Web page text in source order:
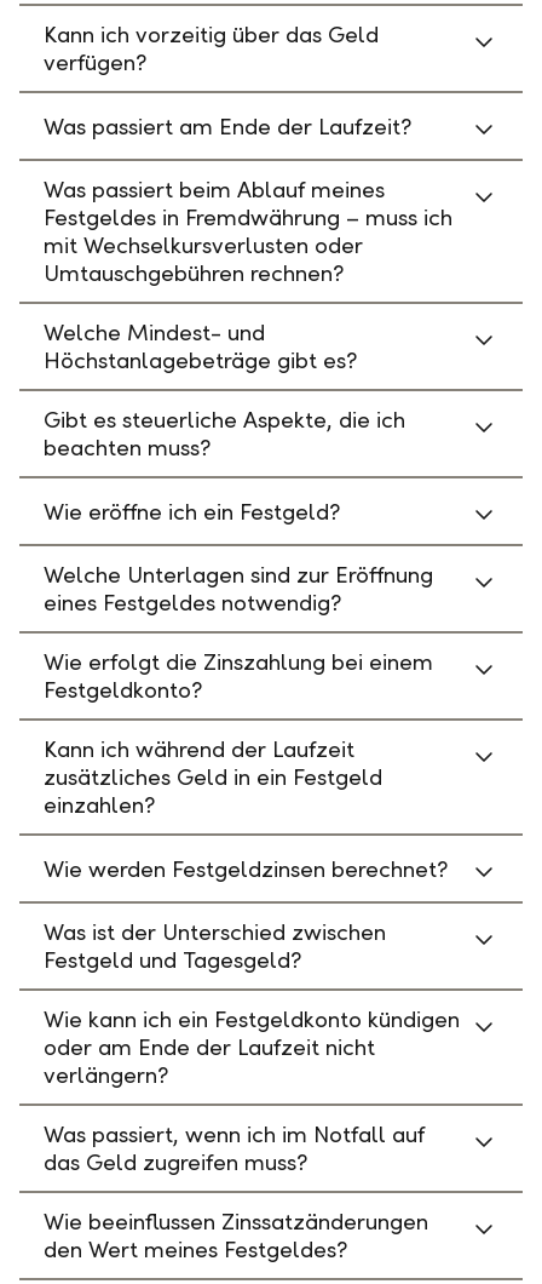
Kann ich vorzeitig über das Geld
verfügen?
Was passiert am Ende der Laufzeit?
Was passiert beim Ablauf meines
Festgeldes in Fremdwährung – muss ich
mit Wechselkursverlusten oder
Umtauschgebühren rechnen?
Welche Mindest- und
Höchstanlagebeträge gibt es?
Gibt es steuerliche Aspekte, die ich
beachten muss?
Wie eröffne ich ein Festgeld?
Welche Unterlagen sind zur Eröffnung
eines Festgeldes notwendig?
Wie erfolgt die Zinszahlung bei einem
Festgeldkonto?
Kann ich während der Laufzeit
zusätzliches Geld in ein Festgeld
einzahlen?
Wie werden Festgeldzinsen berechnet?
Was ist der Unterschied zwischen
Festgeld und Tagesgeld?
Wie kann ich ein Festgeldkonto kündigen
oder am Ende der Laufzeit nicht
verlängern?
Was passiert, wenn ich im Notfall auf
das Geld zugreifen muss?
Wie beeinflussen Zinssatzänderungen
den Wert meines Festgeldes?